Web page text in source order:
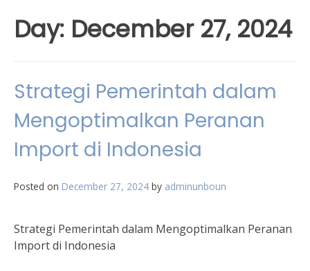
Day: December 27, 2024
Strategi Pemerintah dalam
Mengoptimalkan Peranan
Import di Indonesia
Posted on December 27, 2024 by adminunboun
Strategi Pemerintah dalam Mengoptimalkan Peranan
Import di Indonesia